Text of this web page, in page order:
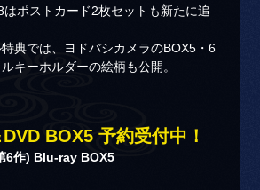
はポストカード2枚セットも新たに追
典では、ヨドバシカメラのBOX5・6
キーホルダーの絵柄も公開。
BOX5 予約受付中！
6作) Blu-ray BOX5